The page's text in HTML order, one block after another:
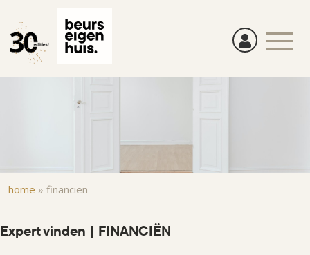
naar
de
Kruimelpad
home » financiën
Expert vinden | FINANCIËN